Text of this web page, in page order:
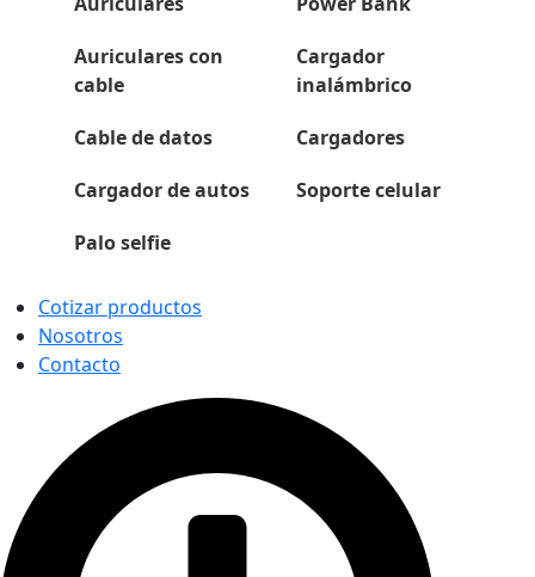
Auriculares con
cable
Cable de datos
Cargador de autos
Palo selfie
Cargador
inalámbrico
Cargadores
Soporte celular
Cotizar productos
Nosotros
Contacto